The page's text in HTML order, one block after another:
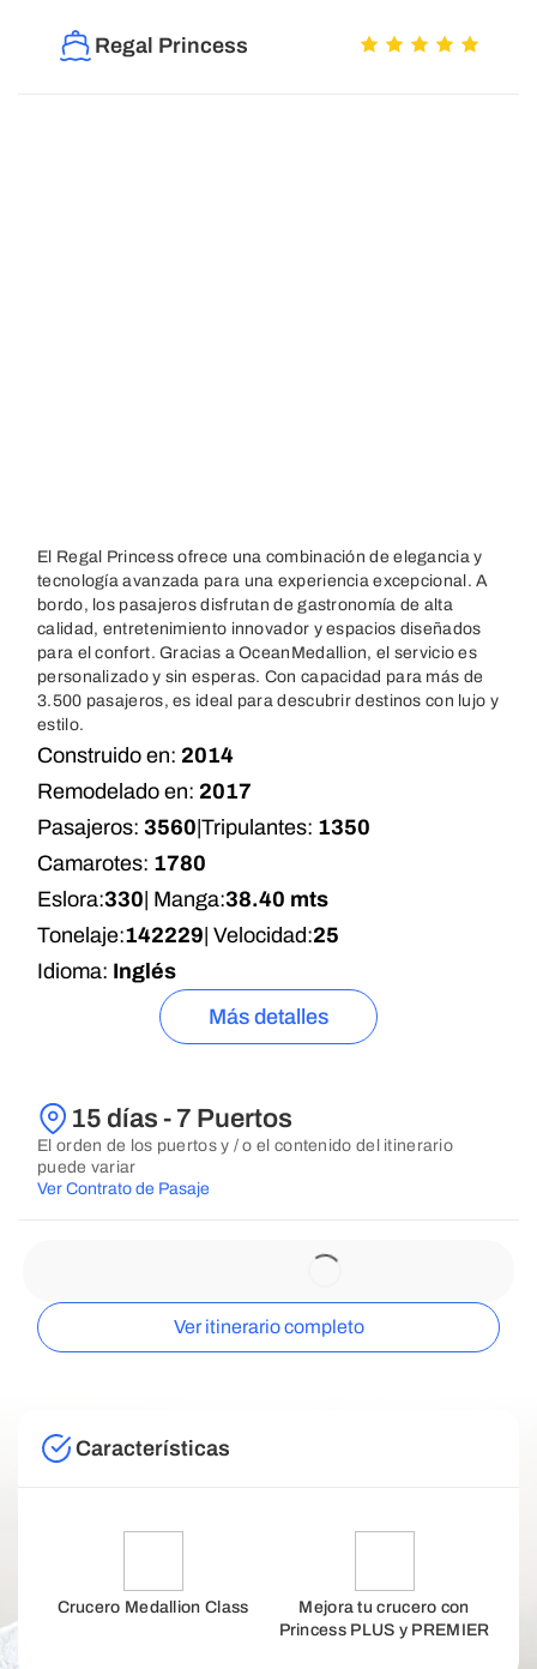
Regal Princess
El Regal Princess ofrece una combinación de elegancia y
tecnología avanzada para una experiencia excepcional. A
bordo, los pasajeros disfrutan de gastronomía de alta
calidad, entretenimiento innovador y espacios diseñados
para el confort. Gracias a OceanMedallion, el servicio es
personalizado y sin esperas. Con capacidad para más de
3.500 pasajeros, es ideal para descubrir destinos con lujo y
estilo.
Construido en: 2014
Remodelado en: 2017
Pasajeros: 3560 Tripulantes: 1350
Camarotes: 1780
Eslora:330 | Manga:38.40 mts
Tonelaje:142229 | Velocidad:25
Idioma: Inglés
Más detalles
15 días - 7 Puertos
El orden de los puertos y / o el contenido del itinerario
puede variar
Ver Contrato de Pasaje
Ver itinerario completo
Características
Crucero Medallion Class
Mejora tu crucero con
Princess PLUS y PREMIER